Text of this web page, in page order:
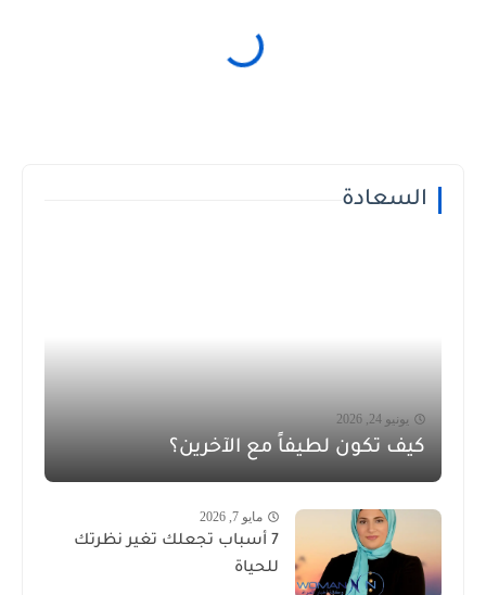
السعادة
يونيو 24, 2026
كيف تكون لطيفاً مع الآخرين؟
مايو 7, 2026
7 أسباب تجعلك تغير نظرتك
للحياة